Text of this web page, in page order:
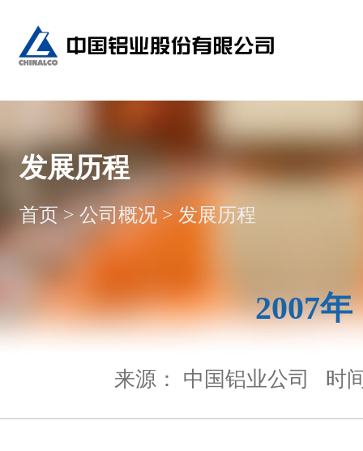
发展历程
首页 > 公司概况 > 发展历程
2007年
来源： 中国铝业公司 时